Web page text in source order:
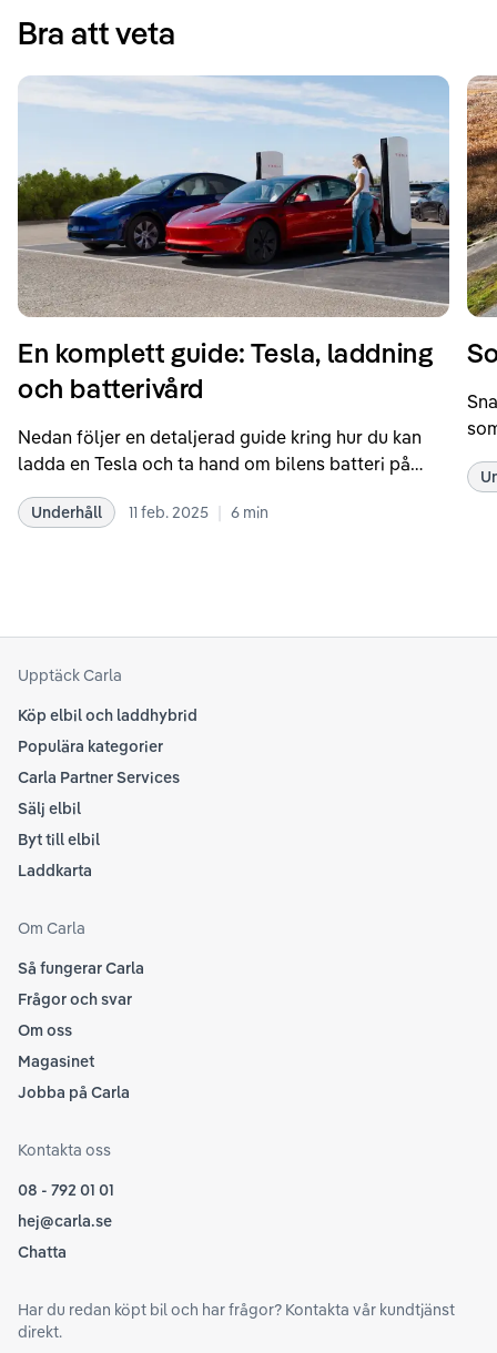
Bra att veta
En komplett guide: Tesla, laddning
och batterivård
Nedan följer en detaljerad guide kring hur du kan
ladda en Tesla och ta hand om bilens batteri på
rekommendationer samt våra egna erfarenheter
Underhåll 11 feb. 2025 | 6 min
att
Upptäck Carla
Köp elbil och laddhybrid
Populära kategorier
Carla Partner Services
Sälj elbil
Byt till elbil
Laddkarta
Om Carla
Så fungerar Carla
Frågor och svar
Om oss
Magasinet
Jobba på Carla
Kontakta oss
08 - 792 01 01
hej@carla.se
Chatta
Har du redan köpt bil och har frågor? Kontakta vår kundtjänst
direkt.